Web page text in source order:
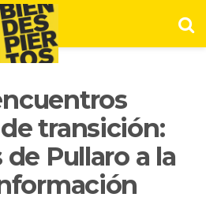
transición:
Pullaro a la